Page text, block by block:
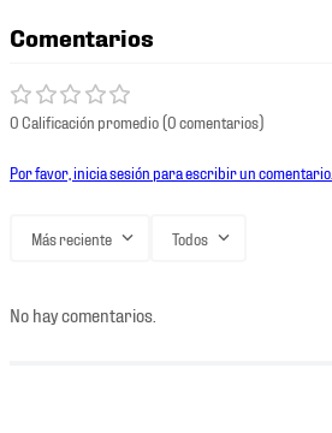
Comentarios
0 Calificación promedio(0 comentarios)
Por favor, inicia sesión para escribir un comentario.
Más reciente Todos
No hay comentarios.